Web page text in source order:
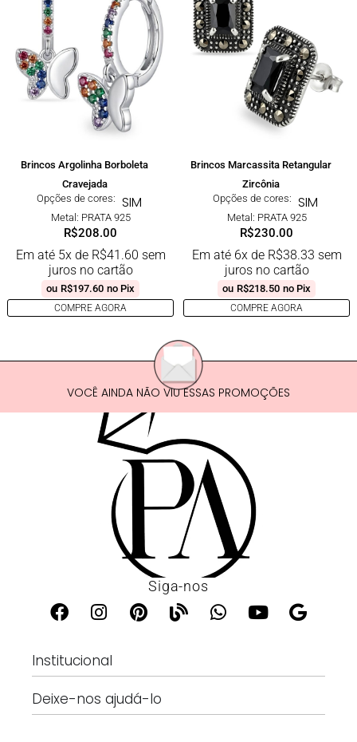
Brincos Argolinha Borboleta
Cravejada
Opções de cores: SIM
Metal: PRATA 925
R$208.00
Em até 5x de R$41.60 sem
juros no cartão
ou R$197.60 no Pix
COMPRE AGORA
Brincos Marcassita Retangular
Zircônia
Opções de cores: SIM
Metal: PRATA 925
R$230.00
Em até 6x de R$38.33 sem
juros no cartão
ou R$218.50 no Pix
COMPRE AGORA
VOCÊ AINDA NÃO VIU ESSAS PROMOÇÕES
Siga-nos
Institucional
Deixe-nos ajudá-lo